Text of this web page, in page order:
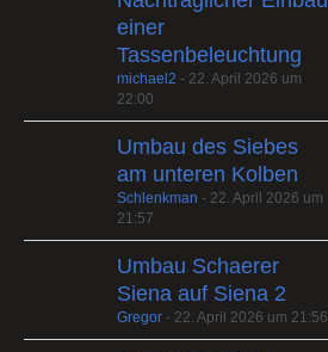
einer
Tassenbeleuchtung
michael2 - 22. April 2026 um
22:00
Umbau des Siebes
am unteren Kolben
Schlenkman - 22. April 2026 um
21:57
Umbau Schaerer
Siena auf Siena 2
Gregor - 22. April 2026 um 21:56